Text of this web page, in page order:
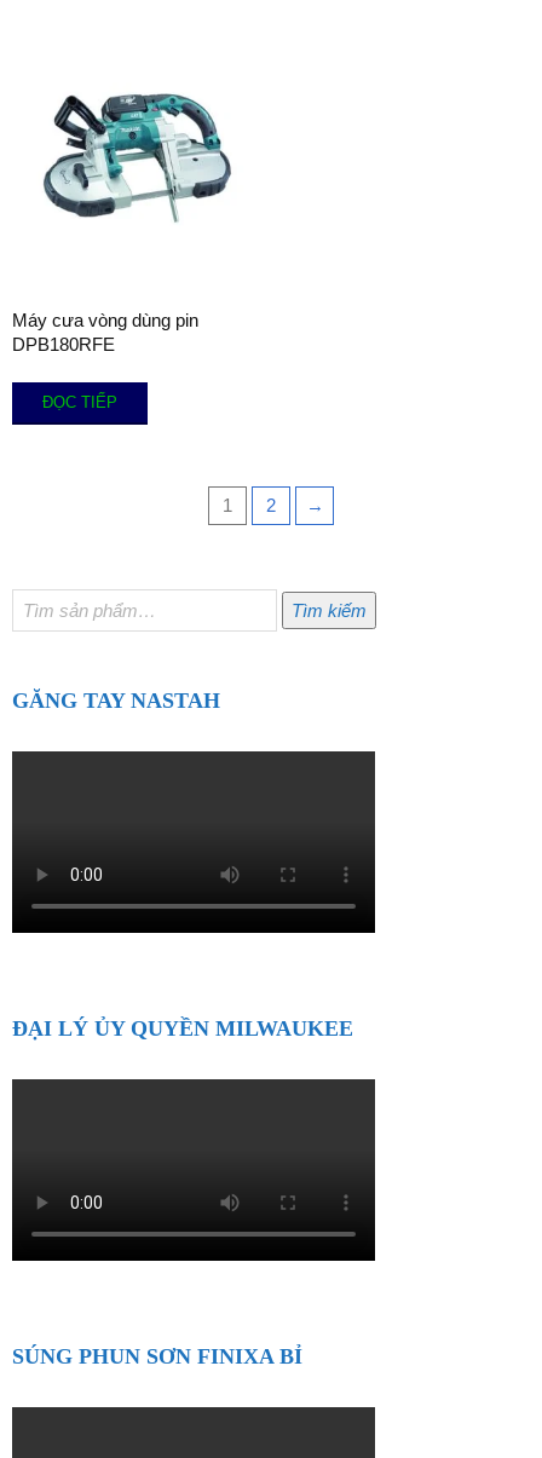
Máy cưa vòng dùng pin
DPB180RFE
ĐỌC TIẾP
1 2 →
Tìm
kiếm:
Tìm kiếm
GĂNG TAY NASTAH
ĐẠI LÝ ỦY QUYỀN MILWAUKEE
SÚNG PHUN SƠN FINIXA BỈ